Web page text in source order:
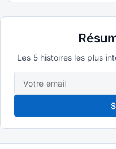
Les 5 histoires les plus